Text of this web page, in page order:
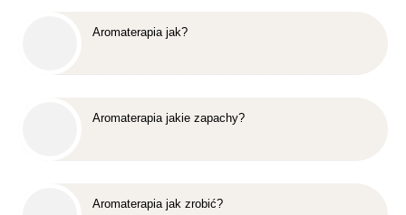
Aromaterapia jak?
Aromaterapia jakie zapachy?
Aromaterapia jak zrobić?